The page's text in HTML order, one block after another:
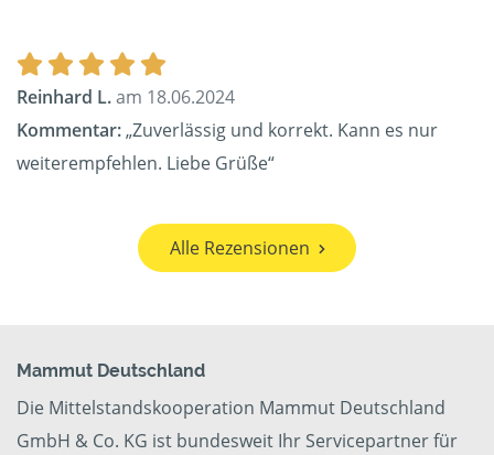
Reinhard L.am 18.06.2024
Kommentar:„Zuverlässig und korrekt. Kann es nur
weiterempfehlen. Liebe Grüße“
Alle Rezensionen
Mammut Deutschland
Die Mittelstandskooperation Mammut Deutschland
GmbH & Co. KG ist bundesweit Ihr Servicepartner für